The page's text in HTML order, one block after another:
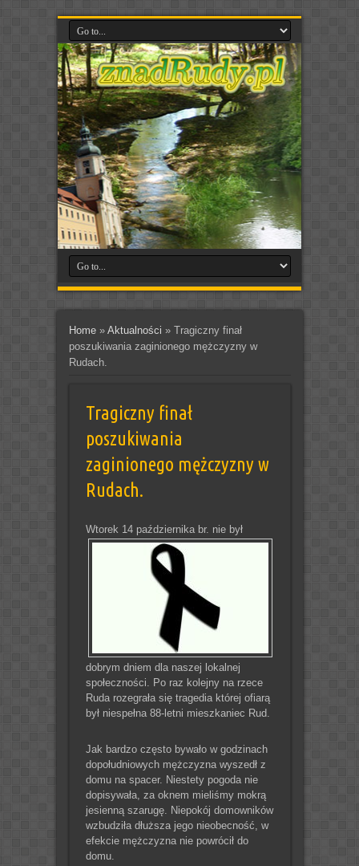
Home» Aktualności » Tragiczny finał
poszukiwania zaginionego mężczyzny w
Rudach.
Tragiczny finał
poszukiwania
zaginionego mężczyzny w
Rudach.
Wtorek 14 października br. nie był
dobrym dniem dla naszej lokalnej
społeczności. Po raz kolejny na rzece
Ruda rozegrała się tragedia której ofiarą
był niespełna 88-letni mieszkaniec Rud.
Jak bardzo często bywało w godzinach
dopołudniowych mężczyzna wyszedł z
domu na spacer. Niestety pogoda nie
dopisywała, za oknem mieliśmy mokrą
jesienną szarugę. Niepokój domowników
wzbudziła dłuższa jego nieobecność, w
efekcie mężczyzna nie powrócił do
domu.